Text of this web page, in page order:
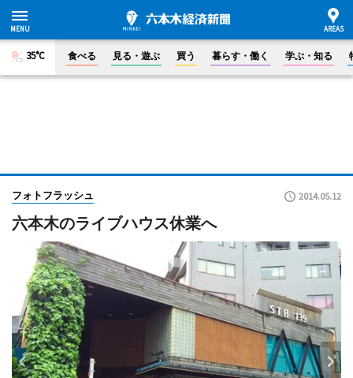
35°C 食べる 見る・遊ぶ 買う 暮らす・働く 学ぶ・知る
フォトフラッシュ 2014.05.12
六本木のライブハウス休業へ